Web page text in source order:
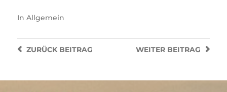
In Allgemein
WEITER BEITRAG
ZURÜCKBEITRAG